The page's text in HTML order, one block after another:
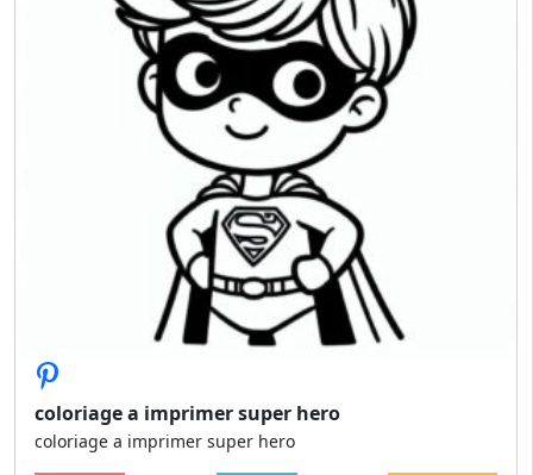
coloriage a imprimer super hero
coloriage a imprimer super hero